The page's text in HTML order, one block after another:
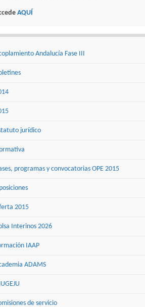
AQUÍ
Andalucía Fase III
jurídico
programas y convocatorias OPE 2015
2015
Interinos 2026
IAAP
ADAMS
de servicio